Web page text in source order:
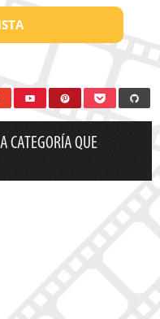
CATEGORÍA QUE